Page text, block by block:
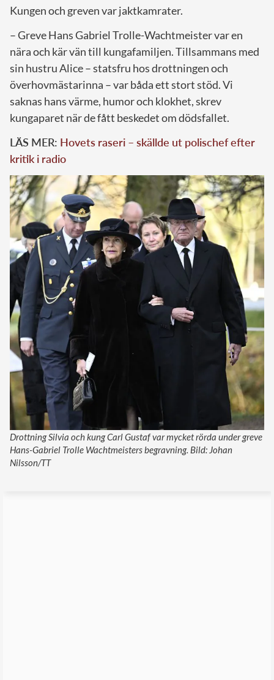
Kungen och greven var jaktkamrater.
– Greve Hans Gabriel Trolle-Wachtmeister var en
nära och kär vän till kungafamiljen. Tillsammans med
sin hustru Alice – statsfru hos drottningen och
överhovmästarinna – var båda ett stort stöd. Vi
saknas hans värme, humor och klokhet, skrev
kungaparet när de fått beskedet om dödsfallet.
LÄS MER: Hovets raseri – skällde ut polischef efter
kritik i radio
Drottning Silvia och kung Carl Gustaf var mycket rörda under greve
Hans-Gabriel Trolle Wachtmeisters begravning. Bild: Johan
Nilsson/TT